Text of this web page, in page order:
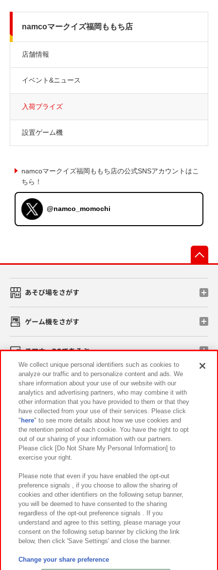
namcoマークイズ福岡ももち店
店舗情報
イベント&ニュース
入荷プライズ
設置ゲーム機
namcoマークイズ福岡ももち店の公式SNSアカウントはこ
ちら！
@namco_momochi
あそび場をさがす
ゲーム機をさがす
スマホ・PCであそぶ
イベント・キャンペーン
関連会社 サステナビリティ サイトポリシー
プライバシーポリシー ウェブアクセシビリティ方針と検証結果
お取引先さまとともに
カスタマーハラスメント対応方針 よくあるご質問・お問い合わせ
©Bandai Namco Amusement Inc.
©Bandai Namco Amusement Lab Inc.
We collect unique personal identifiers such as cookies to
analyze our traffic and to personalize content and ads. We
share information about your use of our website with our
analytics and advertising partners, who may combine it with
other information that you have provided to them or that they
have collected from your use of their services. Please click
" here" to see more details about how we use cookies and
the retention period of each cookie. You have the right to opt
out of our sharing of your information with our partners.
Please click [Do Not Share My Personal Information] to
exercise your right.
Please note that even if you have enabled the opt-out
preference signals , if you choose to allow the sharing of
cookies and other identifiers on the following setup banner,
you will be deemed to have consented to the sharing
regardless of the opt-out preference signals . If you
understand and agree to this setting, please manage your
consent on the following setup banner by clicking the link
below, then click 'Save Settings' and close the banner.
Change your share preference